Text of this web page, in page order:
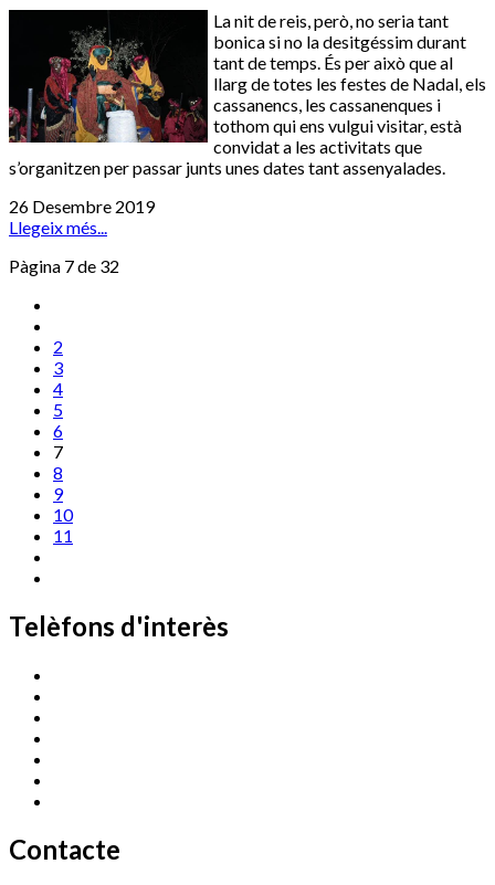
La nit de reis, però, no seria tant
bonica si no la desitgéssim durant
tant de temps. És per això que al
llarg de totes les festes de Nadal, els
cassanencs, les cassanenques i
tothom qui ens vulgui visitar, està
convidat a les activitats que
s’organitzen per passar junts unes dates tant assenyalades.
26 Desembre 2019
Llegeix més...
Pàgina 7 de 32
2
3
4
5
6
7
8
9
10
11
Telèfons d'interès
Contacte